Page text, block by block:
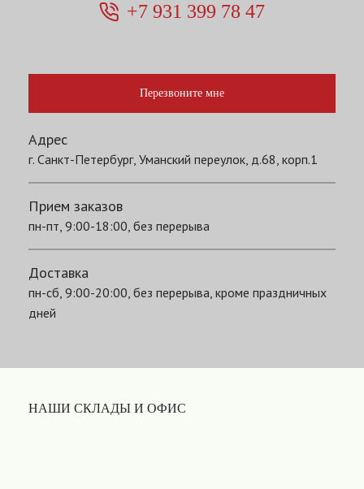
+7 931 399 78 47
Перезвоните мне
Адрес
г. Санкт-Петербург, Уманский переулок, д.68, корп.1
Прием заказов
пн-пт, 9:00-18:00, без перерыва
Доставка
пн-сб, 9:00-20:00, без перерыва, кроме праздничных
дней
НАШИ СКЛАДЫ И ОФИС